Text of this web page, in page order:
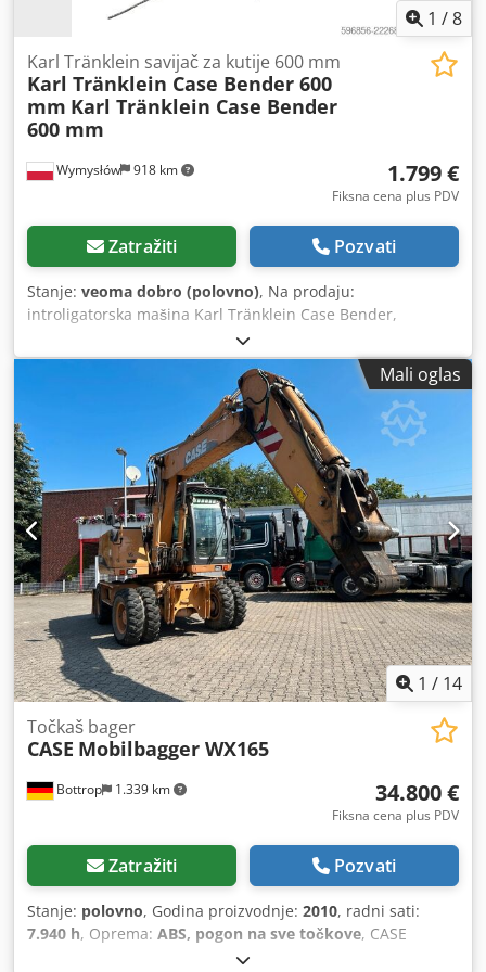
1 /8
Wymysłów 918 km
Karl Tränklein savijač za kutije 600 mm
Karl Tränklein Case Bender 600
mm Karl Tränklein Case Bender
600 mm
1.799 €
Fiksna cena plus PDV
Zatražiti Pozvati
Stanje: veoma dobro (polovno), Na prodaju:
introligatorska mašina Karl Tränklein Case Bender,
namenjena za formiranje i savijanje hrbata korica knjiga u
tvrdom povezu. Uređaj daje koricama odgovarajući radijus,
što omogućava savršeno prilagođavanje bloku knjige.
Mašina je opremljena podesivim valjcima koji omogućavaju
prilagođavanje različitim debljinama korica. Čvrsta, livena
konstrukcija obezbeđuje visoku preciznost i dugovečnost.
Tehnički podaci: Chsdjziwnbepfx Am Aea Proizvođač: Karl
Tränklein Tip: Case Bender / mašina za formiranje hrbata
Radna širina: cca 600 mm Podešavanje pritiska valjaka
Stabilna livena konstrukcija Električni pogon Radni sto
Stanje: polovna Primena: proizvodnja knjiga u tvrdom
povezu, knjigoveznice, štamparije, poligrafske firme,
proizvodnja albuma, kataloga i korica.
Mali oglas
1 / 14
Bottrop 1.339 km
Točkaš bager
CASE Mobilbagger WX165
34.800 €
Fiksna cena plus PDV
Zatražiti Pozvati
Stanje: polovno, Godina proizvodnje: 2010, radni sati:
7.940 h, Oprema: ABS, pogon na sve točkove, CASE
Mobilni bager Tip: WX165 (Hidraulični bager) Broj tipskog